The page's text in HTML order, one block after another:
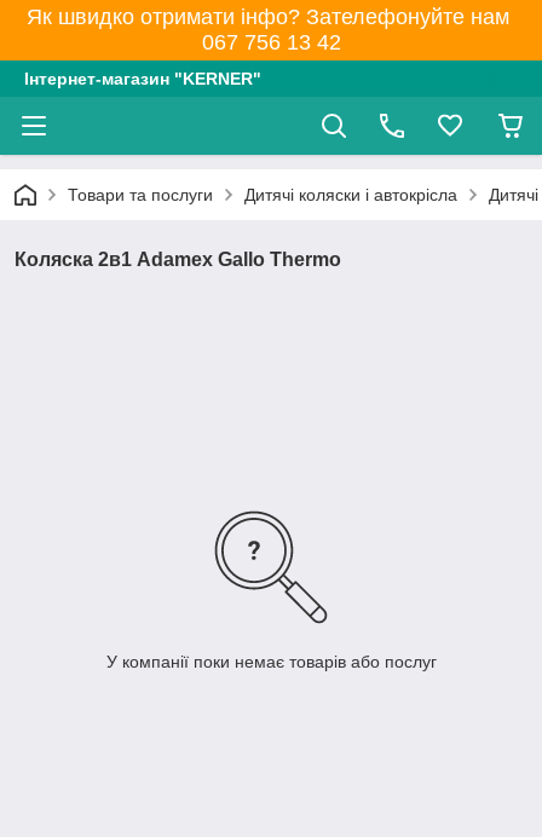
Як швидко отримати інфо? Зателефонуйте нам
067 756 13 42
Інтернет-магазин "KERNER"
Товари та послуги Дитячі коляски і автокрісла
Коляска 2в1 Adamex Gallo Thermo
У компанії поки немає товарів або послуг